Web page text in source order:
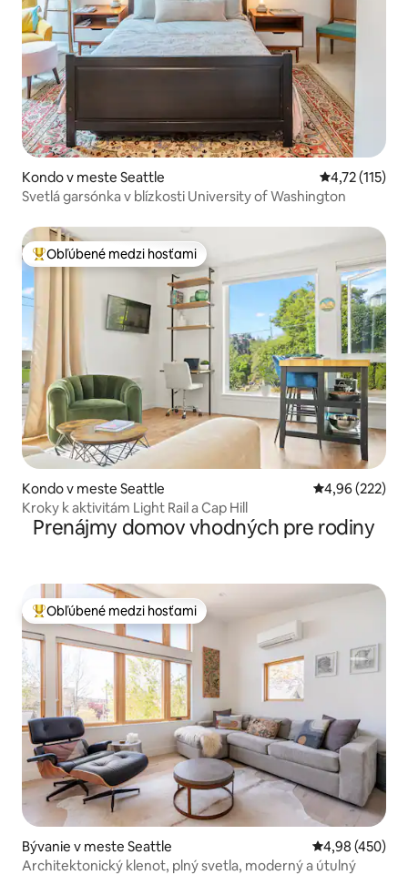
Kondo v meste Seattle Priemerné
4,72 (115)
Svetlá garsónka v blízkosti University of Washington
Najobľúbenejšie medzi hosťami
Obľúbené medzi hosťami
Kondo v meste Seattle Priemerné
4,96 (222)
Kroky k aktivitám Light Rail a Cap Hill
Prenájmy domov vhodných pre rodiny
Najobľúbenejšie medzi hosťami
Obľúbené medzi hosťami
Bývanie v meste Seattle Priemerné
4,98 (450)
Architektonický klenot, plný svetla, moderný a útulný